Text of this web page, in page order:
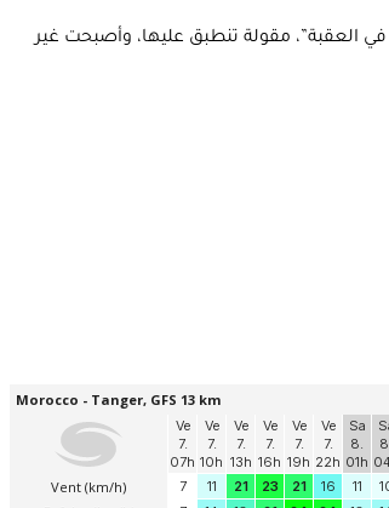
العقبة”، مقولة تنطبق عليها، وأصبحت غير